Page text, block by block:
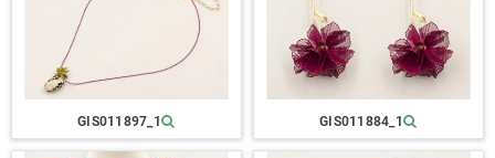
GIS011897_1 GIS011884_1